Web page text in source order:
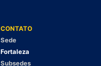
CONTATO
Sede
Fortaleza
Subsedes